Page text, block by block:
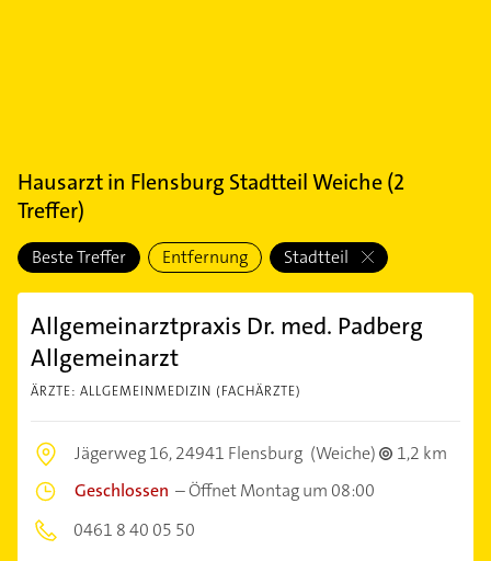
Hausarztin Flensburg Stadtteil Weiche(2
Treffer)
Beste Treffer Entfernung Stadtteil
Allgemeinarztpraxis Dr. med. Padberg
Allgemeinarzt
ÄRZTE: ALLGEMEINMEDIZIN (FACHÄRZTE)
Jägerweg 16,24941 Flensburg (Weiche)
1,2 km
Geschlossen –Öffnet Montag um 08:00
0461 8 40 05 50